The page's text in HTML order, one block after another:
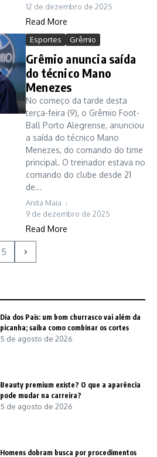
12 de dezembro de 2025
Read More
Esportes Grêmio
Grêmio anuncia saída
do técnico Mano
Menezes
No começo da tarde desta
terça-feira (9), o Grêmio Foot-
Ball Porto Alegrense, anunciou
a saída do técnico Mano
Menezes, do comando do time
principal. O treinador estava no
comando do clube desde 21
de...
Anita Maia
9 de dezembro de 2025
Read More
5
Dia dos Pais: um bom churrasco vai além da
picanha; saiba como combinar os cortes
5 de agosto de 2026
Beauty premium existe? O que a aparência
pode mudar na carreira?
5 de agosto de 2026
Homens dobram busca por procedimentos